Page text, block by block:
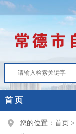
首 页
您的位置： 首页 >